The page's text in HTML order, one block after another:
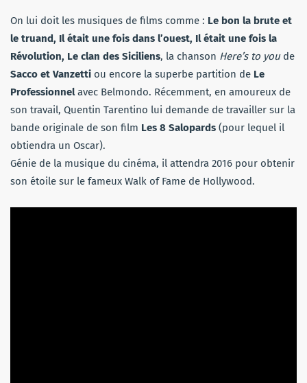
On lui doit les musiques de films comme : Le bon la brute et
le truand, Il était une fois dans l’ouest, Il était une fois la
Révolution, Le clan des Siciliens, la chanson Here’s to youde
Sacco et Vanzetti ou encore la superbe partition de Le
Professionnelavec Belmondo. Récemment, en amoureux de
son travail, Quentin Tarentino lui demande de travailler sur la
bande originale de son film Les 8 Salopards (pour lequel il
obtiendra un Oscar).
Génie de la musique du cinéma, il attendra 2016 pour obtenir
son étoile sur le fameux Walk of Fame de Hollywood.